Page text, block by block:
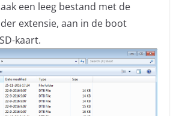
een leeg bestand met de
extensie, aan in de boot
kaart.